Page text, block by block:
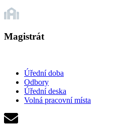
Magistrát
Úřední doba
Odbory
Úřední deska
Volná pracovní místa